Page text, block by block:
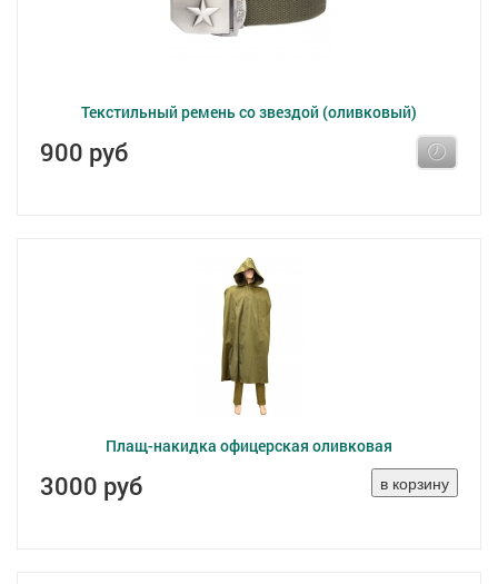
Текстильный ремень со звездой (оливковый)
900 руб
Плащ-накидка офицерская оливковая
3000 руб